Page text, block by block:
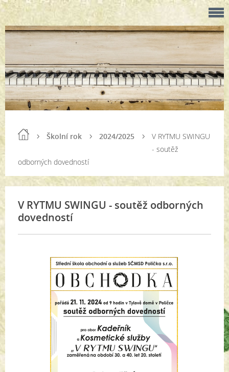
Školní rok 2024/2025
V RYTMU SWINGU
- soutěž
odborných dovedností
V RYTMU SWINGU - soutěž odborných
dovedností